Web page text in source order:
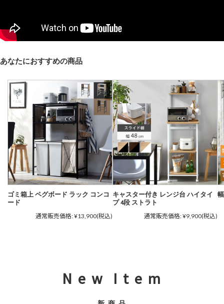
あなたにおすすめの商品
ゴミ箱上 ペグボード ラック コンコ
ード
通常販売価格:¥13,900(税込)
キャスター付き レンジ台 ハイタイ
プ 4段 ストラト
通常販売価格:¥9,900(税込)
N e w I t e m